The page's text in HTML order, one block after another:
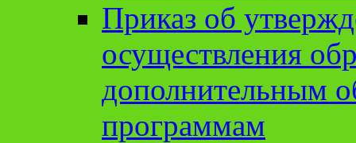
Приказ об
осуществления
дополнительным
программам